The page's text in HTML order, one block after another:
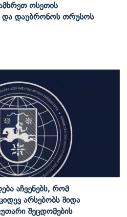
Ოსეთის
Და Დაუბრონოს Თრუსოს
Აჩვენებს, Რომ
Არსებობს Შიდა
Შეცდომების